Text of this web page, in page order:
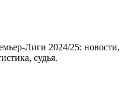
Лиги 2024/25: новости,
судья.